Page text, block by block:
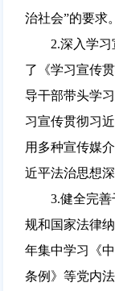
治社会”的要求。
2.深入学习
了《学习宣传
导干部带头学
习宣传贯彻习
用多种宣传媒
近平法治思想深
3.健全完善
规和国家法律
年集中学习《
条例》等党内